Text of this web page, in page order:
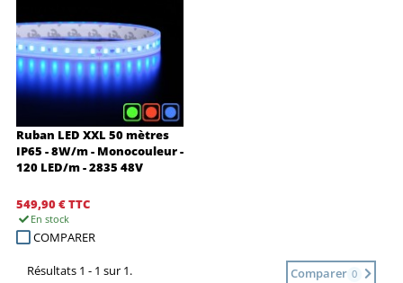
Ruban LED XXL 50 mètres
IP65 - 8W/m - Monocouleur -
120 LED/m - 2835 48V
549,90 €TTC
En stock
COMPARER
Comparer 0
Résultats 1 - 1 sur 1.